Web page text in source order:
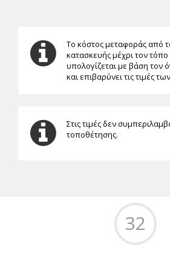
Το κόστος μεταφοράς από
κατασκευής μέχρι τον
υπολογίζεται με βάση τον
και επιβαρύνει τις τιμές
Στις τιμές δεν
τοποθέτησης.
32